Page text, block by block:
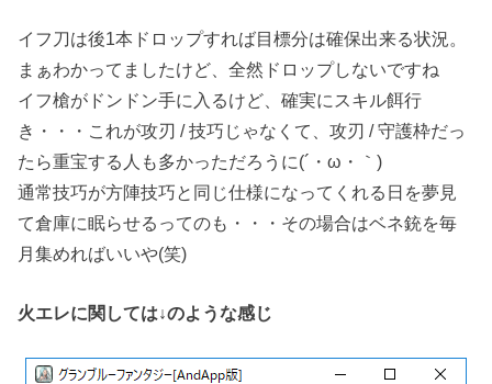
イフ刀は後1本ドロップすれば目標分は確保出来る状況。
まぁわかってましたけど、全然ドロップしないですね
イフ槍がドンドン手に入るけど、確実にスキル餌行
き・・・これが攻刃 / 技巧じゃなくて、攻刃 / 守護枠だっ
たら重宝する人も多かっただろうに(´・ω・｀)
通常技巧が方陣技巧と同じ仕様になってくれる日を夢見
て倉庫に眠らせるってのも・・・その場合はベネ銃を毎
月集めればいいや(笑)
火エレに関しては↓のような感じ